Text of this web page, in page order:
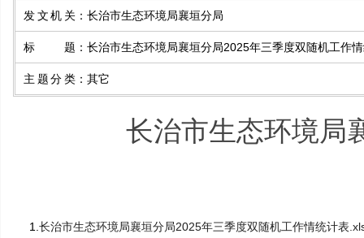
发文机关 ： 长治市生态环境局襄垣分局
标题 ： 长治市生态环境局襄垣分局2025年三季度双随机工作
主题分类 ： 其它
长治市生态环境局
1. 长治市生态环境局襄垣分局2025年三季度双随机工作情统计表